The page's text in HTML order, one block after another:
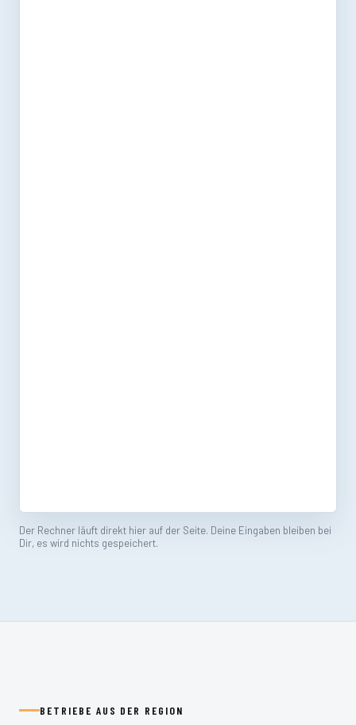
Der Rechner läuft direkt hier auf der Seite. Deine Eingaben bleiben bei
Dir, es wird nichts gespeichert.
BETRIEBE AUS DER REGION